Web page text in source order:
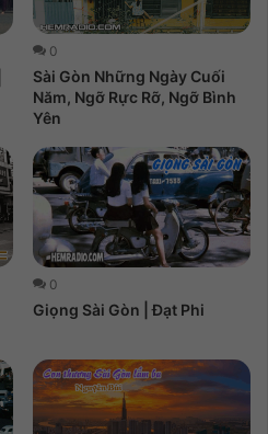
0
Sài Gòn Những Ngày Cuối
Năm, Ngỡ Rực Rỡ, Ngỡ Bình
Yên
0
Giọng Sài Gòn | Đạt Phi